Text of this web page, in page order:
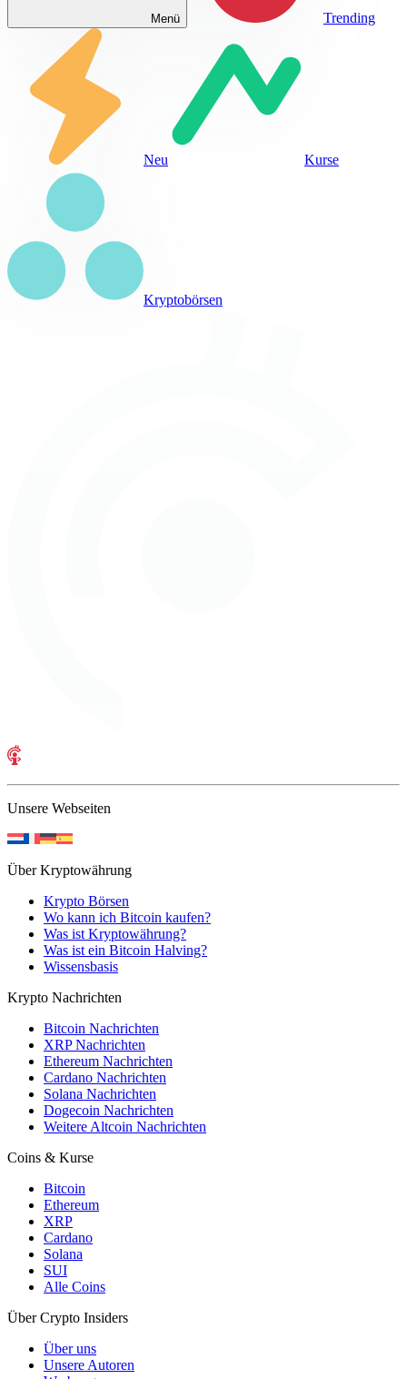
Menü Trending
Neu Kurse
Kryptobörsen
Unsere Webseiten
Über Kryptowährung
Krypto Börsen
Wo kann ich Bitcoin kaufen?
Was ist Kryptowährung?
Was ist ein Bitcoin Halving?
Wissensbasis
Krypto Nachrichten
Bitcoin Nachrichten
XRP Nachrichten
Ethereum Nachrichten
Cardano Nachrichten
Solana Nachrichten
Dogecoin Nachrichten
Weitere Altcoin Nachrichten
Coins & Kurse
Bitcoin
Ethereum
XRP
Cardano
Solana
SUI
Alle Coins
Über Crypto Insiders
Über uns
Unsere Autoren